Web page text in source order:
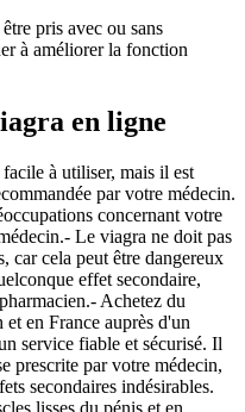
pris avec ou sans
à améliorer la fonction
en ligne
à utiliser, mais il est
par votre médecin.
concernant votre
Le viagra ne doit pas
car cela peut être dangereux
effet secondaire,
Achetez du
en France auprès d'un
service fiable et sécurisé. Il
prescrite par votre médecin,
secondaires indésirables.
lisses du pénis et en